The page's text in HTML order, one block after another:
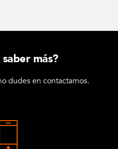
más?
dudes en contactarnos.